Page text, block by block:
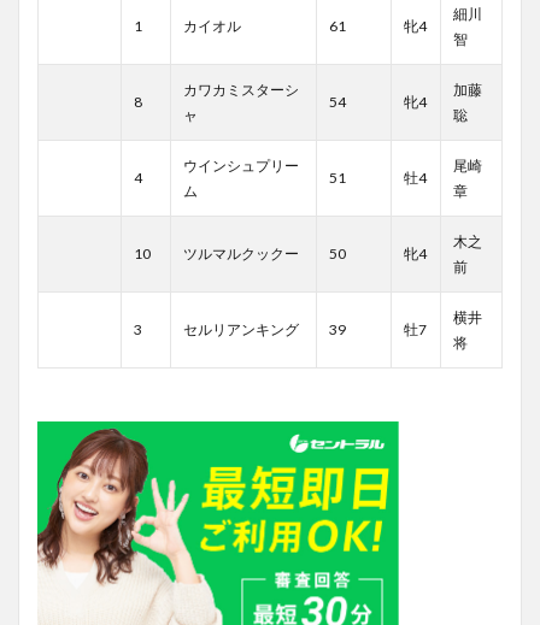
1 カイオル 61 牝4
細川
智
8
カワカミスターシ
ャ
54 牝4
加藤
聡
4
ウインシュプリー
ム
51 牡4
尾崎
章
10 ツルマルクックー 50 牝4
木之
前
3 セルリアンキング 39 牡7
横井
将